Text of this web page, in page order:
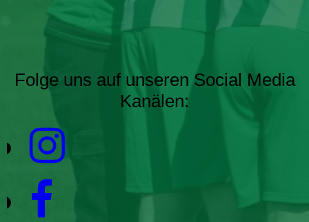
Folge uns auf unseren Social Media
Kanälen: